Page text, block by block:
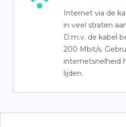
Internet via de
in veel straten
D.m.v. de kabel
200 Mbit/s.
internetsnelheid
lijden.